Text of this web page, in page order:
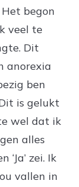
begon
veel te
Dit
anorexia
ben
is gelukt
wel dat ik
alles
zei. Ik
vallen in